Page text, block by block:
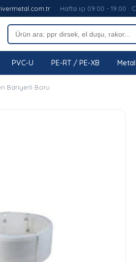
Hafta içi 09:00 - 19:00 ·
PVC-U PE-RT / PE-XB
Bariyerli Boru